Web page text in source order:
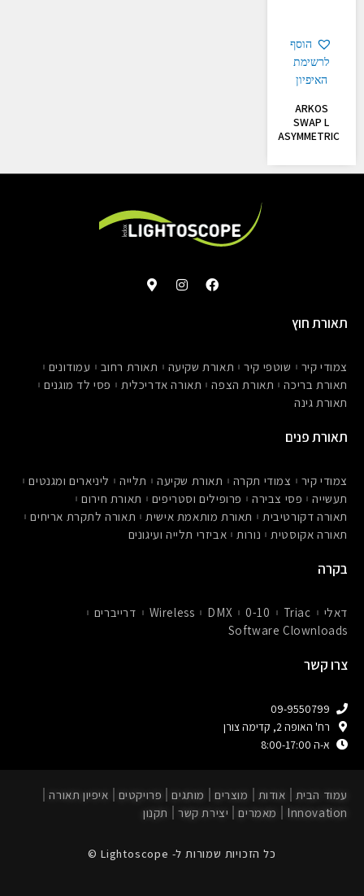
הוסף
לרשימת
האיפיון
ARKOS
SWAP L
ASYMMETRIC
F
a
k
I
n
a
m
M
a
k
e
תאורת חוץ
צמודי קיר שוטפי קיר תאורת שקיעה תאורת רחוב
עמודונים
תאורת בריכה
תאורת הצפה תאורה אדריכלית
פסי לד מוגנים
תאורת גינה
תאורת פנים
צמודי קיר צמודי תקרה תאורת שקיעה תלייה
ליניארים ומגנטים
תעשייה
פסי צבירה פרופילים וסטריפים
תאורת חירום
תאורה דקורטיבית
תאורת מותאמת אישית
תאורה לתקרת אריחים
תאורה אקוסטית
נורות אביזרי תלייה ועיגונים
בקרה
דאלי Triac
0-10
DMX
Wireless
דרייברים
Software Clownloads
צרו קשר
09-9550799
רח' האופה 2, קדימה צורן
א-ה 8:00-17:00
עמוד הבית אודות מוצרים מותגים פרויקטים
איפיון תאורה
Innovation
מאמרים יצירת קשר תקנון
כל הזכויות שמורות ל- Lightoscope ©